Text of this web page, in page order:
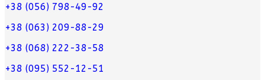
+38 (056) 798-49-92
+38 (063) 209-88-29
+38 (068) 222-38-58
+38 (095) 552-12-51